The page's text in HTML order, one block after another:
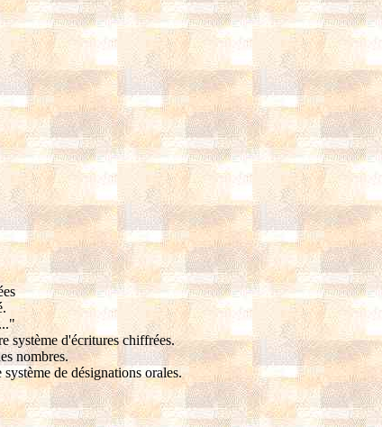
système d'écritures chiffrées.
nombres.
de désignations orales.